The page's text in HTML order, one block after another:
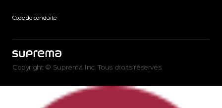
Code de conduite
Copyright © Suprema Inc. Tous droits réservés.